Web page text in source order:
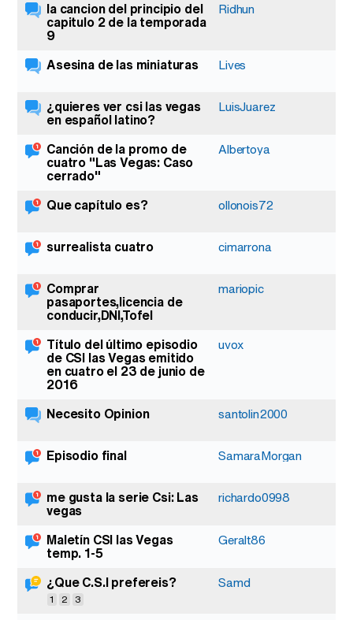
la cancion del principio del
capitulo 2 de la temporada
9
Ridhun
Asesina de las miniaturas Lives
¿quieres ver csi las vegas
en español latino?
LuisJuarez
Canción de la promo de
cuatro "Las Vegas: Caso
cerrado"
Albertoya
Que capítulo es? ollonois72
surrealista cuatro cimarrona
Comprar
pasaportes,licencia de
conducir,DNI,Tofel
mariopic
Título del último episodio
de CSI las Vegas emitido
en cuatro el 23 de junio de
2016
uvox
Necesito Opinion santolin2000
Episodio final SamaraMorgan
me gusta la serie Csi: Las
vegas
richardo0998
Maletín CSI las Vegas
temp. 1-5
Geralt86
¿Que C.S.I prefereis?
1 2 3
Samd